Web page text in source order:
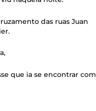
das ruas Juan
que ia se encontrar com